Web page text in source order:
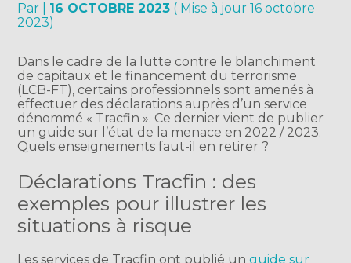
Par 16 OCTOBRE 2023 ( Mise à jour 16 octobre
2023)
Dans le cadre de la lutte contre le blanchiment
de capitaux et le financement du terrorisme
(LCB-FT), certains professionnels sont amenés à
effectuer des déclarations auprès d’un service
dénommé « Tracfin ». Ce dernier vient de publier
un guide sur l’état de la menace en 2022 / 2023.
Quels enseignements faut-il en retirer ?
Déclarations Tracfin : des
exemples pour illustrer les
situations à risque
Les services de Tracfin ont publié unguide sur